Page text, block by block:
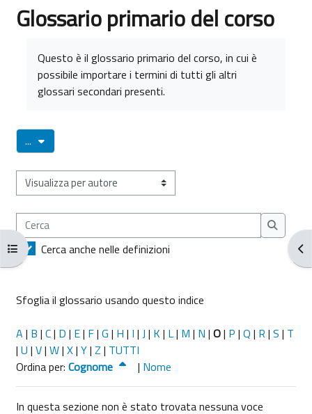
Apri indice del corso
Glossario primario del corso
Questo è il glossario primario del corso, in cui è
possibile importare i termini di tutti gli altri
glossari secondari presenti.
... Esporta voci
Sfoglia il glossario usando questo indice
Cerca
Cerca
Cerca anche nelle definizioni
Sfoglia il glossario usando questo indice
A | B | C| D | E| F| G | H | I | J | K | L| M | N | O| P | Q | R | S | T
| U | V| W| X| Y| Z | TUTTI
Ordinato per Cognome decrescente
Ordina per: Cognome | Nome
In questa sezione non è stato trovata nessuna voce